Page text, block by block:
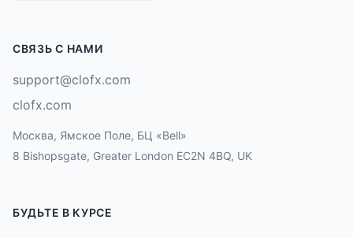
СВЯЗЬ С НАМИ
support@clofx.com
clofx.com
Москва, Ямское Поле, БЦ «Bell»
8 Bishopsgate, Greater London EC2N 4BQ, UK
БУДЬТЕ В КУРСЕ